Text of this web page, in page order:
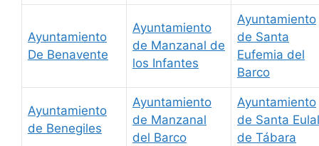
Ayuntamiento
De Benavente
Ayuntamiento
de Manzanal de
los Infantes
Ayuntamiento
de Santa
Eufemia del
Barco
Ayuntamiento
de Benegiles
Ayuntamiento
de Manzanal
del Barco
Ayuntamiento
de Santa
de Tábara